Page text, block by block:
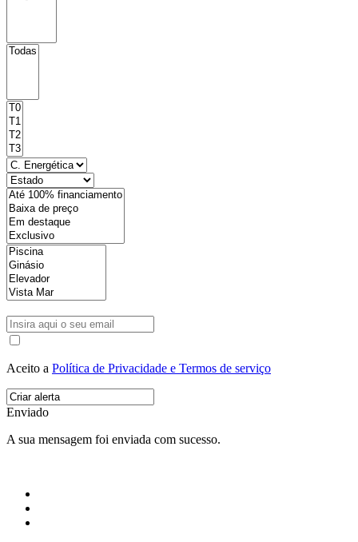
Aceito a Política de Privacidade e Termos de serviço
Enviado
A sua mensagem foi enviada com sucesso.